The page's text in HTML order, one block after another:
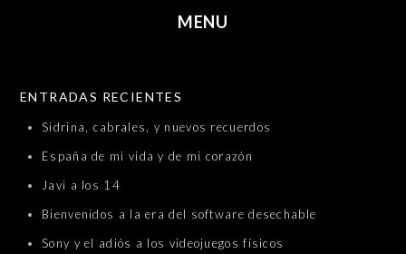
MENU
ENTRADAS RECIENTES
Sidrina, cabrales, y nuevos recuerdos
España de mi vida y de mi corazón
Javi a los 14
Bienvenidos a la era del software desechable
Sony y el adiós a los videojuegos físicos